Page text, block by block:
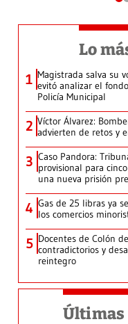
Lo
1 Magistrada salva su
evitó analizar el
Policía Municipal
2 Víctor Álvarez:
advierten de retos y
3 Caso Pandora:
provisional para
una nueva prisión
4 Gas de 25 libras ya
los comercios
5 Docentes de Colón
contradictorios y
reintegro